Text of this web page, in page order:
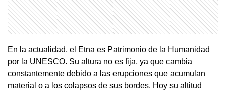
En la actualidad, el Etna es Patrimonio de la Humanidad
por la UNESCO. Su altura no es fija, ya que cambia
constantemente debido a las erupciones que acumulan
material o a los colapsos de sus bordes. Hoy su altitud